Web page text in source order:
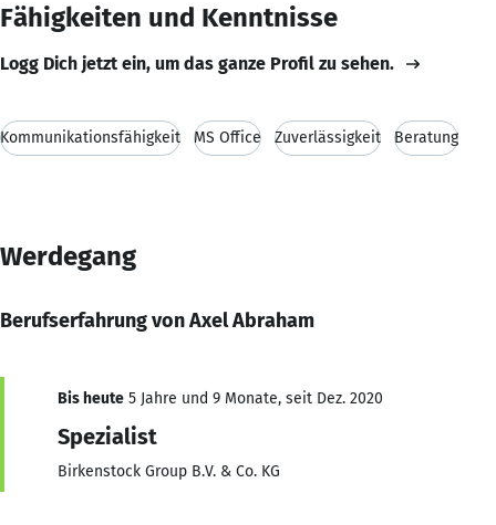
Fähigkeiten und Kenntnisse
Logg Dich jetzt ein, um das ganze Profil zu sehen.
Kommunikationsfähigkeit MS Office Zuverlässigkeit Beratung
Werdegang
Berufserfahrung von Axel Abraham
Bis heute 5 Jahre und 9 Monate, seit Dez. 2020
Spezialist
Birkenstock Group B.V. & Co. KG